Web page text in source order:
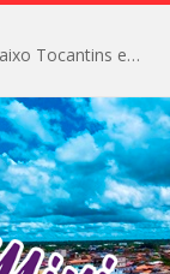
Igarapé-Miri conquista o melhor IDEB do Baixo Tocantins e avança na qualidade da educação pública